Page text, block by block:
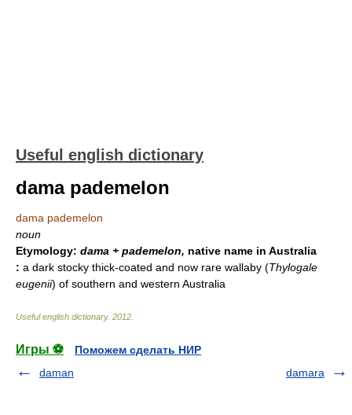
Useful english dictionary
dama pademelon
dama pademelon
noun
Etymology: dama + pademelon, native name in Australia
: a dark stocky thick-coated and now rare wallaby (Thylogale
eugenii) of southern and western Australia
Useful english dictionary. 2012
Игры ⚽
Поможем сделать НИР
daman
damara